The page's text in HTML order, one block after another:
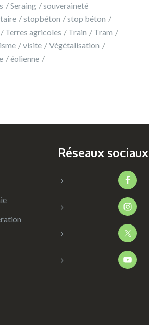
Seraing
souveraineté
stopbéton
stop béton
Terres agricoles Train
Tram
visite
Végétalisation
éolienne
Réseaux sociaux